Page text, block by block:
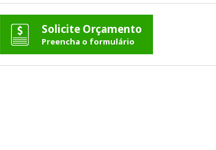
Solicite Orçamento
Preencha o formulário